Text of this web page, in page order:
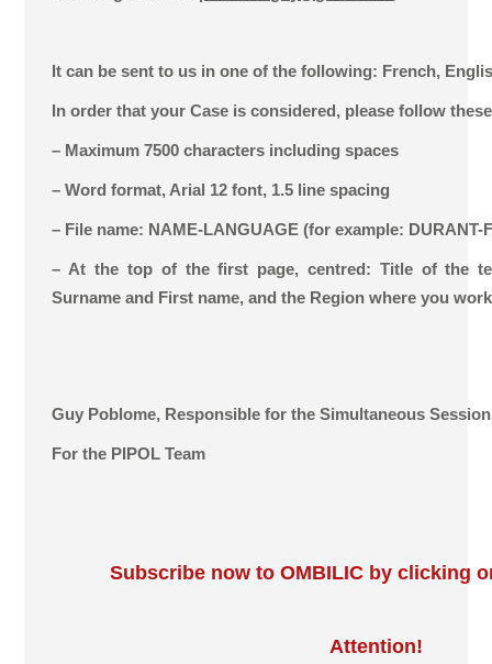
It can be sent to us in one of the following: French,
In order that your Case is considered, please follow
– Maximum 7500 characters including spaces
– Word format, Arial 12 font, 1.5 line spacing
– File name: NAME-LANGUAGE (for example: DURANT-
– At the top of the first page, centred: Title of the
Surname and First name, and the Region where you
Guy Poblome, Responsible for the Simultaneous
For the PIPOL Team
Subscribe now to OMBILIC by clicking
Attention!